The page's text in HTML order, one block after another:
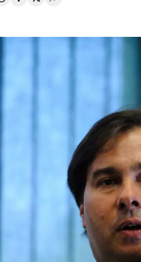
Compartir en Whatsapp
Compartir en Facebook
Compartir en Twitter
Desplegar Redes